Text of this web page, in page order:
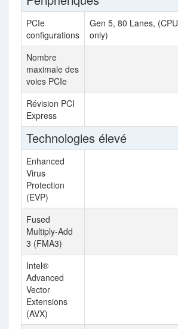
PCIe
configurations
Gen 5, 80 Lanes, (CPU
only)
Nombre
maximale des
voies PCIe
Révision PCI
Express
Technologies élevé
Enhanced
Virus
Protection
(EVP)
Fused
Multiply-Add
3 (FMA3)
Intel®
Advanced
Vector
Extensions
(AVX)